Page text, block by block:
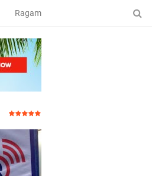
Ragam